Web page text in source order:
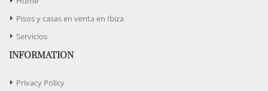
Pisos y casas en venta en Ibiza
Servicios
INFORMATION
Privacy Policy